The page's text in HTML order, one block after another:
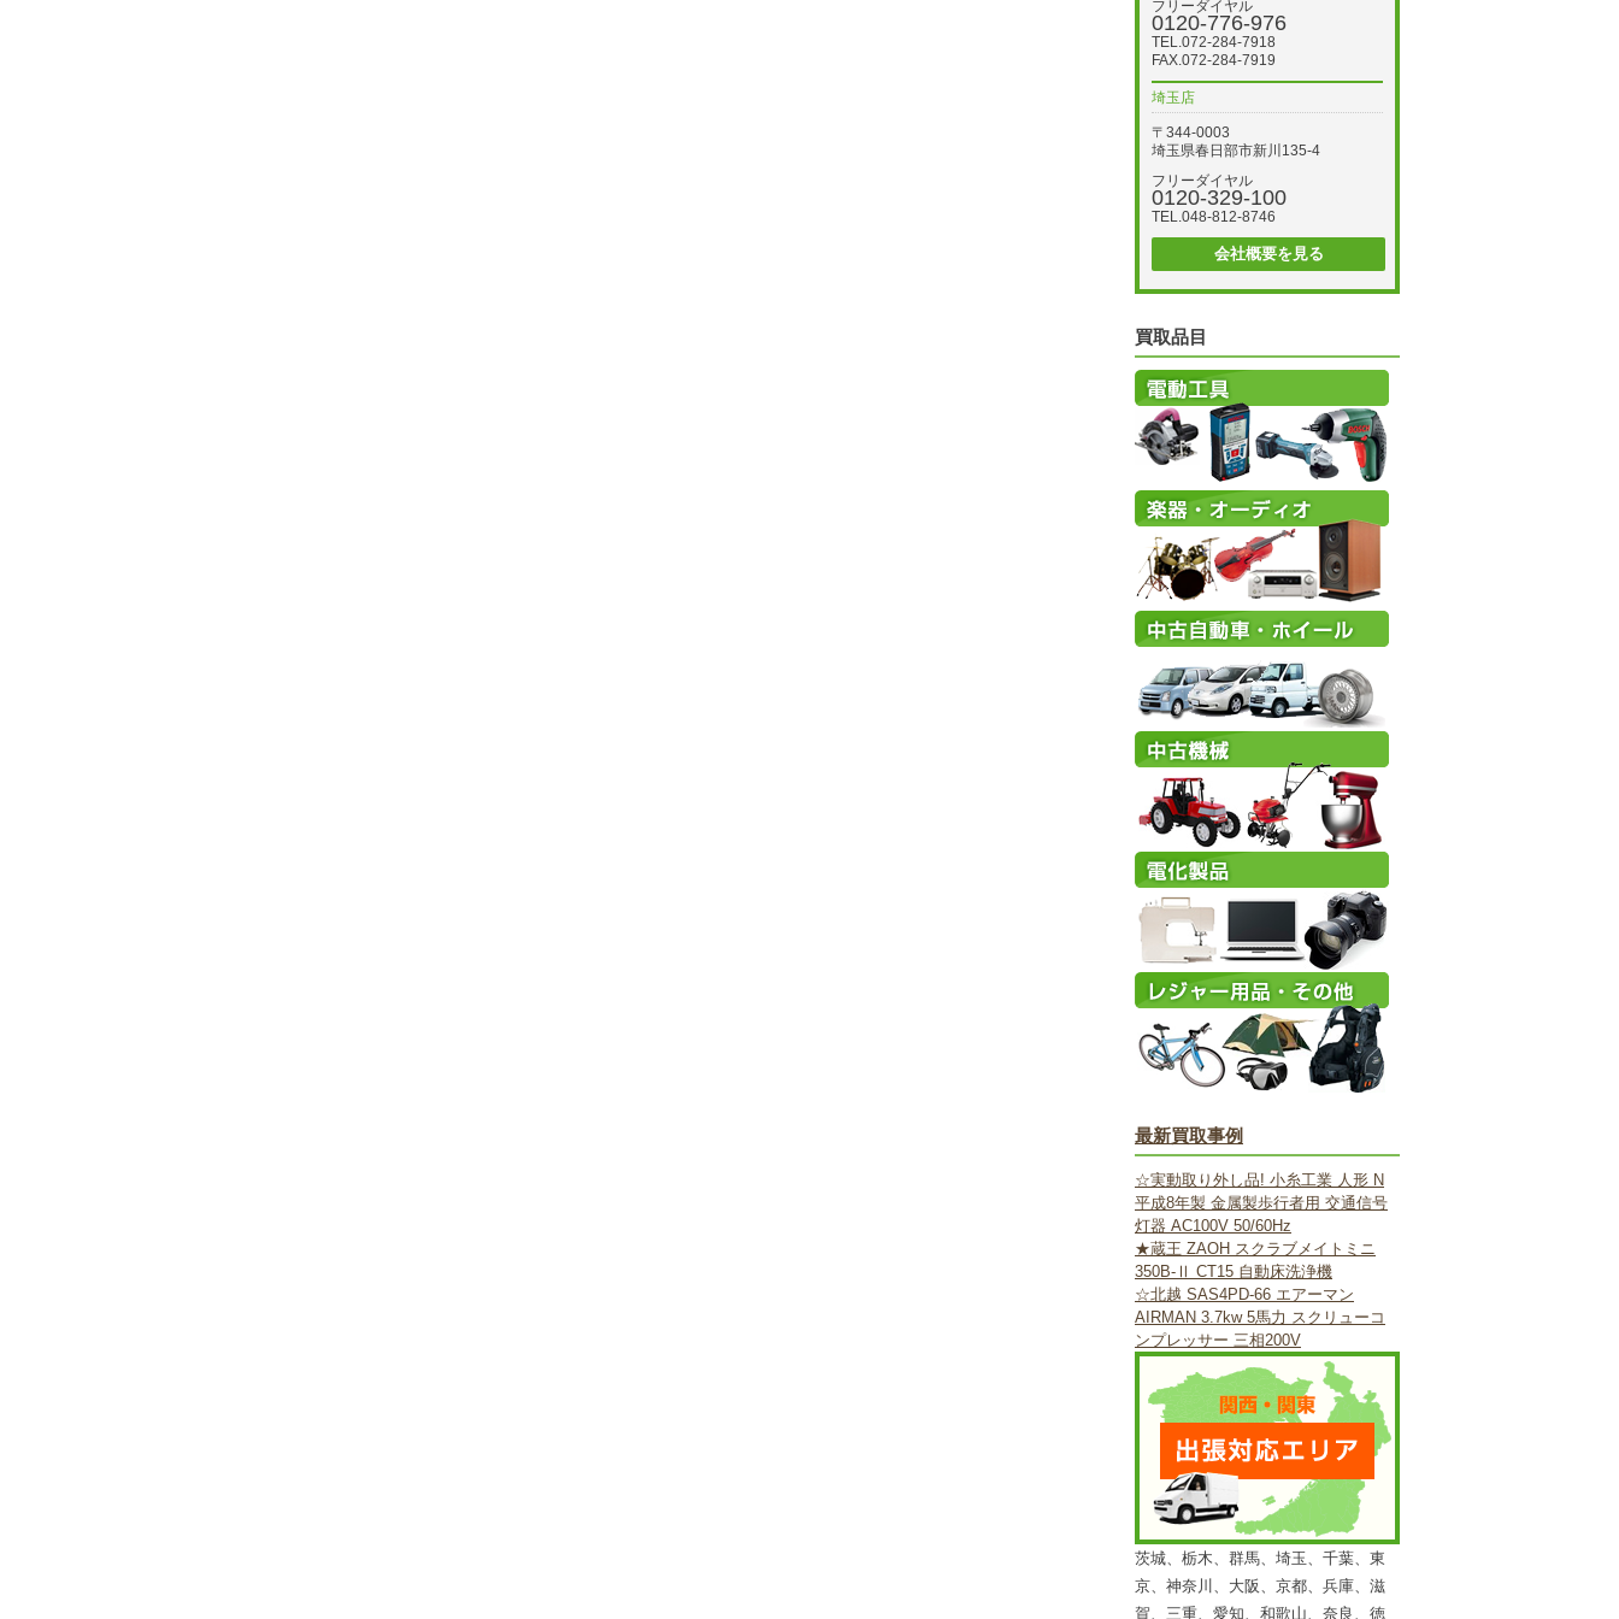
フリーダイヤル
0120-776-976
TEL.072-284-7918
FAX.072-284-7919
埼玉店
〒344-0003
埼玉県春日部市新川135-4
フリーダイヤル
0120-329-100
TEL.048-812-8746
会社概要を見る
買取品目
最新買取事例
☆実動取り外し品! 小糸工業 人形 N
平成8年製 金属製歩行者用 交通信号
灯器 AC100V 50/60Hz
★蔵王 ZAOH スクラブメイトミニ
350B-Ⅱ CT15 自動床洗浄機
☆北越 SAS4PD-66 エアーマン
AIRMAN 3.7kw 5馬力 スクリューコ
ンプレッサー 三相200V
茨城、栃木、群馬、埼玉、千葉、東
京、神奈川、大阪、京都、兵庫、滋
賀、三重、愛知、和歌山、奈良、徳